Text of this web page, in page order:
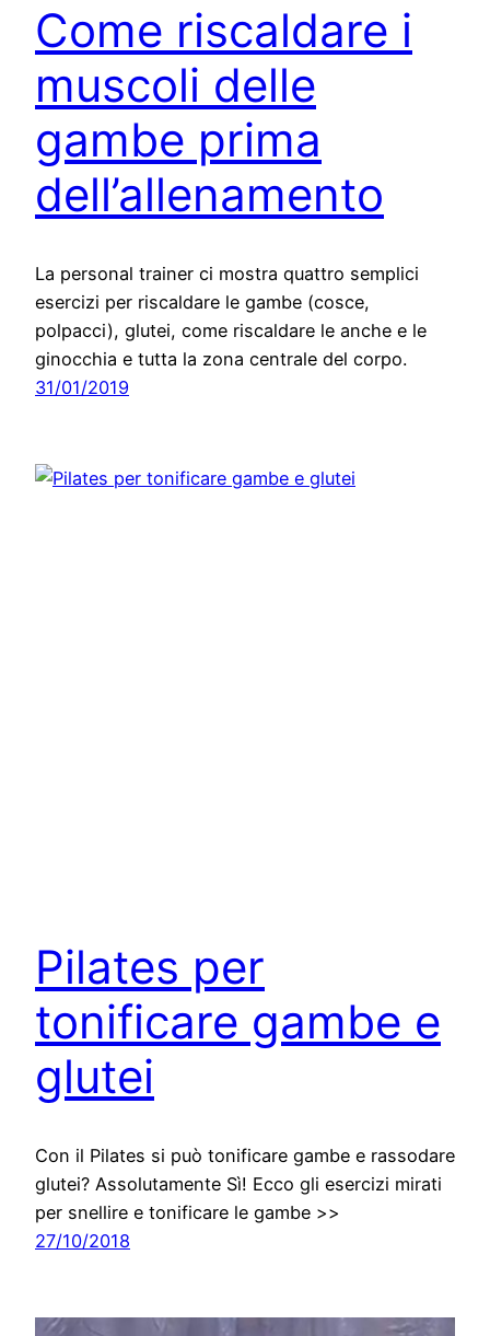
Come riscaldare i
muscoli delle
gambe prima
dell’allenamento
La personal trainer ci mostra quattro semplici
esercizi per riscaldare le gambe (cosce,
polpacci), glutei, come riscaldare le anche e le
ginocchia e tutta la zona centrale del corpo.
31/01/2019
Pilates per
tonificare gambe e
glutei
Con il Pilates si può tonificare gambe e rassodare
glutei? Assolutamente Sì! Ecco gli esercizi mirati
per snellire e tonificare le gambe >>
27/10/2018